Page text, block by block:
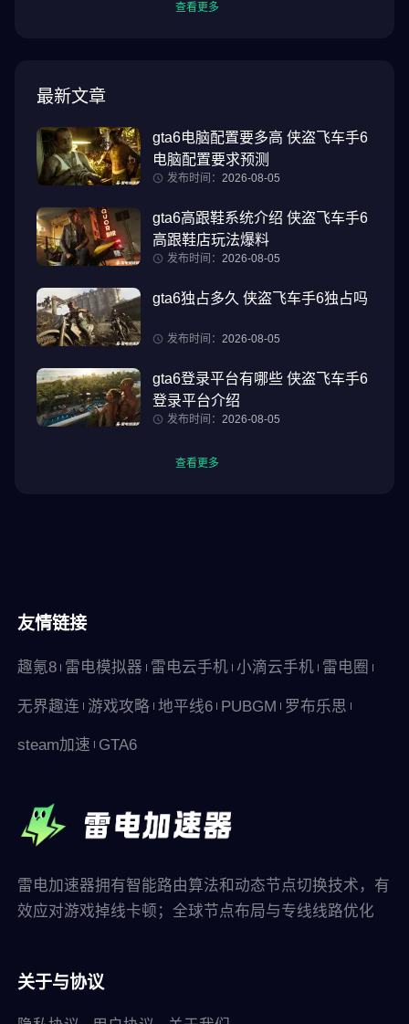
查看更多
最新文章
gta6电脑配置要多高 侠盗飞车手6
电脑配置要求预测
发布时间： 2026-08-05
gta6高跟鞋系统介绍 侠盗飞车手6
高跟鞋店玩法爆料
发布时间： 2026-08-05
gta6独占多久 侠盗飞车手6独占吗
发布时间： 2026-08-05
gta6登录平台有哪些 侠盗飞车手6
登录平台介绍
发布时间： 2026-08-05
查看更多
友情链接
趣氪8 雷电模拟器 雷电云手机 小滴云手机 雷电圈
无界趣连 游戏攻略 地平线6 PUBGM 罗布乐思
steam加速 GTA6
雷电加速器拥有智能路由算法和动态节点切换技术，有
效应对游戏掉线卡顿；全球节点布局与专线线路优化
关于与协议